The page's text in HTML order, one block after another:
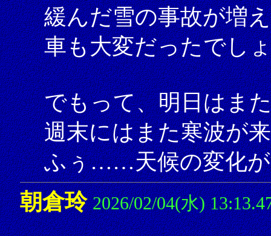
緩んだ雪の事故が増
車も大変だったでし
でもって、明日はま
週末にはまた寒波が
ふぅ……天候の変化が
朝倉玲 2026/02/04(水)